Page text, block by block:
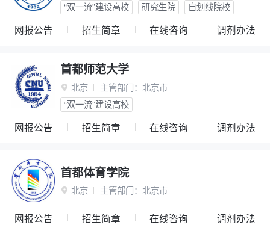
“双一流”建设高校
研究生院 自划线院校
网报公告 招生简章 在线咨询 调剂办法
首都师范大学
 北京 主管部门： 北京市
“双一流”建设高校
网报公告 招生简章 在线咨询 调剂办法
首都体育学院
 北京 主管部门： 北京市
网报公告 招生简章 在线咨询 调剂办法